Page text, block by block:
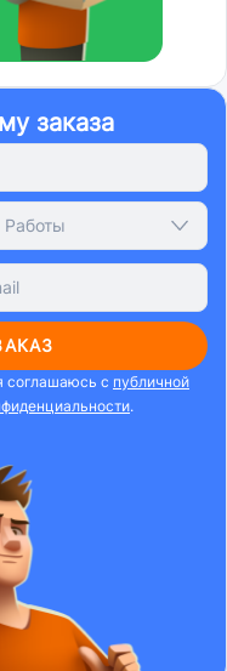
заказа
Работы
соглашаюсь с публичной
.